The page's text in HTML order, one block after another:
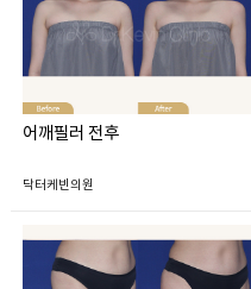
어깨필러 전후
닥터케빈의원